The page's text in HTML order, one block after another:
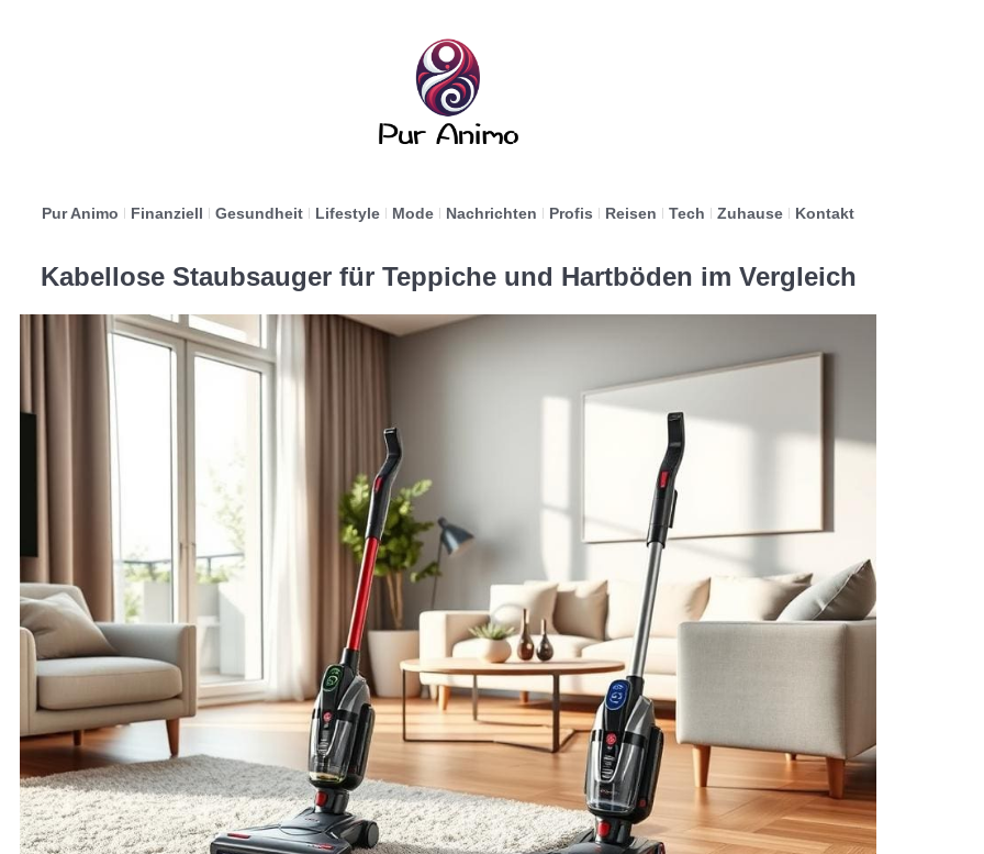
Pur Animo Finanziell Gesundheit Lifestyle Mode Nachrichten Profis Reisen Tech Zuhause Kontakt
Kabellose Staubsauger für Teppiche und Hartböden im Vergleich